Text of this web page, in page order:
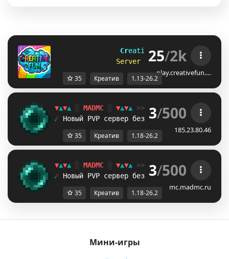
Creati eF un [1.13-26.2]
Server as up dated o
25/2k
play.creativefun.…
35 Креатив 1.13-26.2
▼▲▼▲ ░ MADMC ░ ▼▲▼▲ >> Версия: 1.18 -
☄ Новый PVP сервер без креатива!
ЗАХОДИ
3/500
185.23.80.46
35 Креатив 1.18-26.2
▼▲▼▲ ░ MADMC ░ ▼▲▼▲ >> Версия: 1.18 -
☄ Новый PVP сервер без креатива!
ЗАХОДИ
3/500
mc.madmc.ru
35 Креатив 1.18-26.2
Мини-игры